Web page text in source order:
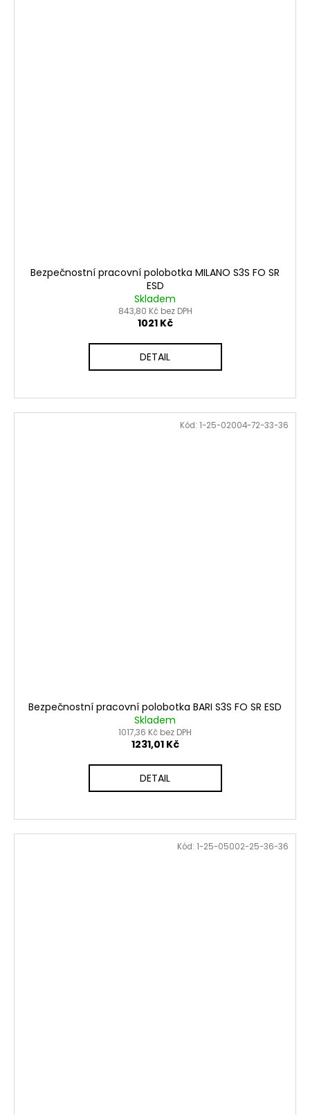
Bezpečnostní pracovní polobotka MILANO S3S FO SR
ESD
Skladem
843,80 Kč bez DPH
1021 Kč
DETAIL
Bezpečnostní pracovní polobotka BARI S3S FO SR ESD
Skladem
1017,36 Kč bez DPH
1231,01 Kč
DETAIL
Kód: 1-25-02004-72-33-36
Kód: 1-25-05002-25-36-36